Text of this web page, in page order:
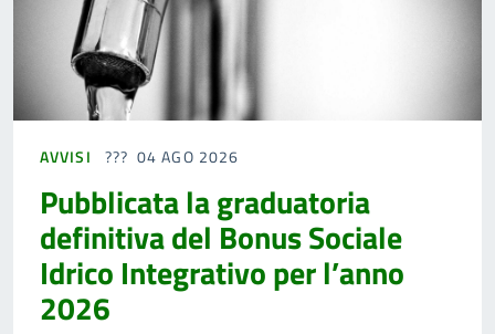
AVVISI 04 AGO 2026
Pubblicata la graduatoria
definitiva del Bonus Sociale
Idrico Integrativo per l’anno
2026